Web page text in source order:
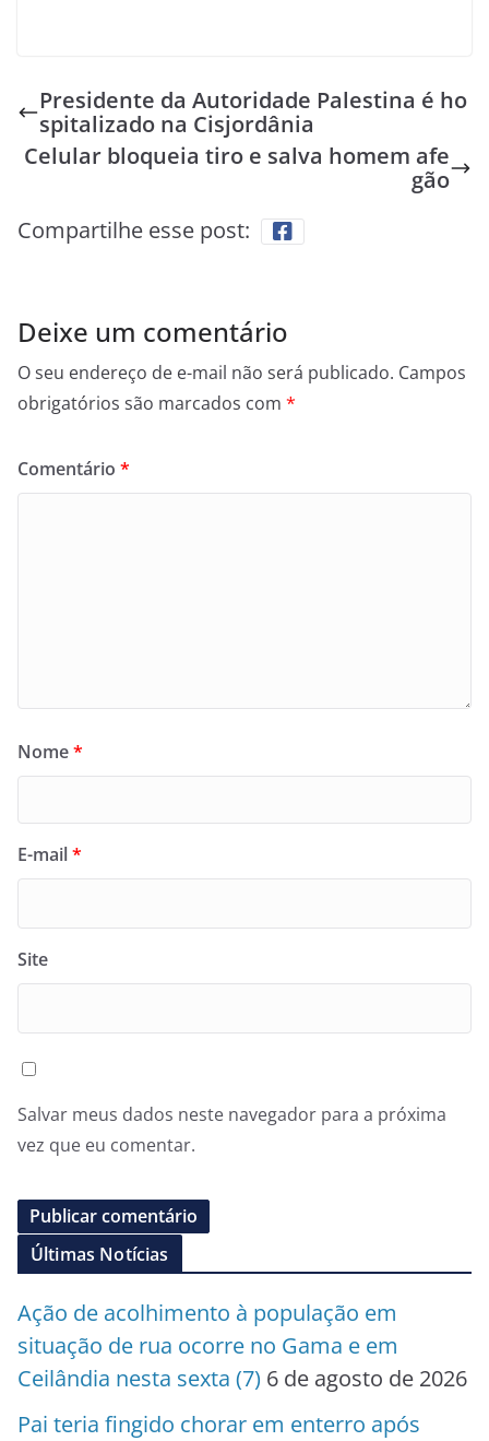
Presidente da Autoridade Palestina é ho
spitalizado na Cisjordânia
Celular bloqueia tiro e salva homem afe
gão
Compartilhe esse post:
Deixe um comentário
O seu endereço de e-mail não será publicado. Campos
obrigatórios são marcados com *
Comentário *
Nome*
E-mail*
Site
Salvar meus dados neste navegador para a próxima
vez que eu comentar.
Últimas Notícias
Ação de acolhimento à população em
situação de rua ocorre no Gama e em
Ceilândia nesta sexta (7) 6 de agosto de 2026
Pai teria fingido chorar em enterro após